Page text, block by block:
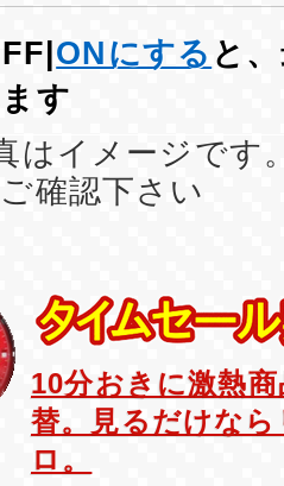
ONにする と
す
はイメージです
確認下さい
10分おきに激熱
替。見るだけな
ロ。